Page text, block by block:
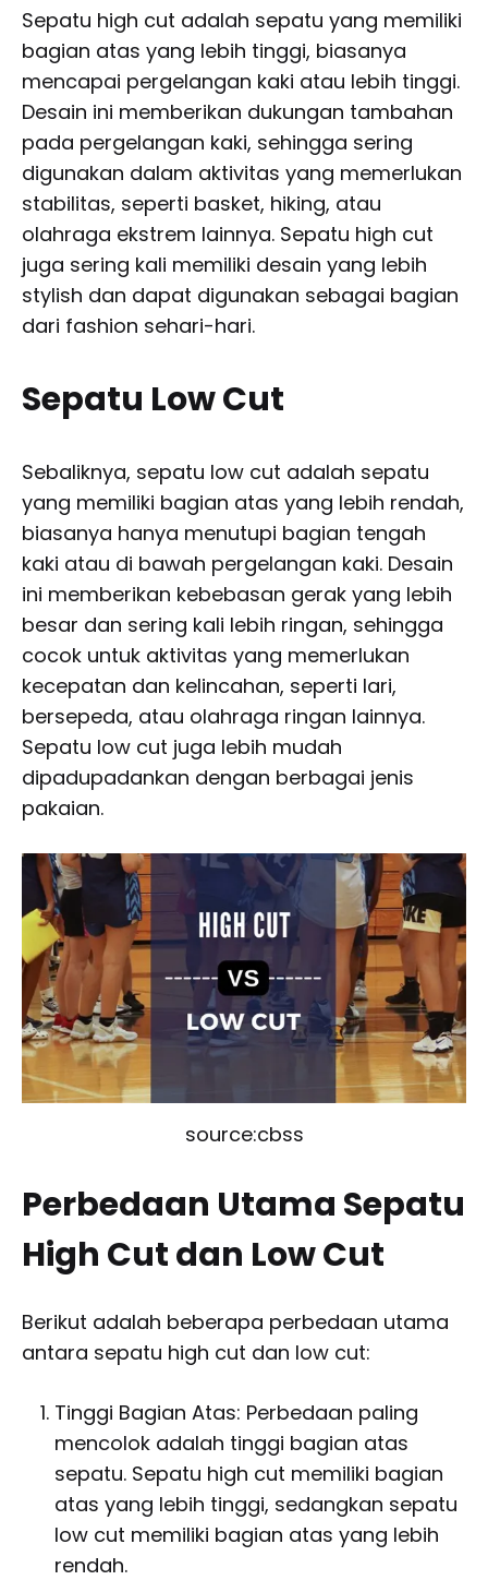
Sepatu high cut adalah sepatu yang memiliki
bagian atas yang lebih tinggi, biasanya
mencapai pergelangan kaki atau lebih tinggi.
Desain ini memberikan dukungan tambahan
pada pergelangan kaki, sehingga sering
digunakan dalam aktivitas yang memerlukan
stabilitas, seperti basket, hiking, atau
olahraga ekstrem lainnya. Sepatu high cut
juga sering kali memiliki desain yang lebih
stylish dan dapat digunakan sebagai bagian
dari fashion sehari-hari.
Sepatu Low Cut
Sebaliknya, sepatu low cut adalah sepatu
yang memiliki bagian atas yang lebih rendah,
biasanya hanya menutupi bagian tengah
kaki atau di bawah pergelangan kaki. Desain
ini memberikan kebebasan gerak yang lebih
besar dan sering kali lebih ringan, sehingga
cocok untuk aktivitas yang memerlukan
kecepatan dan kelincahan, seperti lari,
bersepeda, atau olahraga ringan lainnya.
Sepatu low cut juga lebih mudah
dipadupadankan dengan berbagai jenis
pakaian.
source:cbss
Perbedaan Utama Sepatu
High Cut dan Low Cut
Berikut adalah beberapa perbedaan utama
antara sepatu high cut dan low cut:
Tinggi Bagian Atas: Perbedaan paling
mencolok adalah tinggi bagian atas
sepatu. Sepatu high cut memiliki bagian
atas yang lebih tinggi, sedangkan sepatu
low cut memiliki bagian atas yang lebih
rendah.